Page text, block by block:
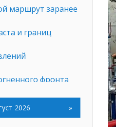
маршрут заранее
и границ
фронта
2026 »